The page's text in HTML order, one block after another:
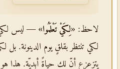
لاحظ: «لِكَيْ تَعْلَمُوا» — ليس لكي
لكي تنتظر بقلقٍ يوم الدينونة. بل
يتزعزع أنّ لك حياةً أبديّة. هذا هو